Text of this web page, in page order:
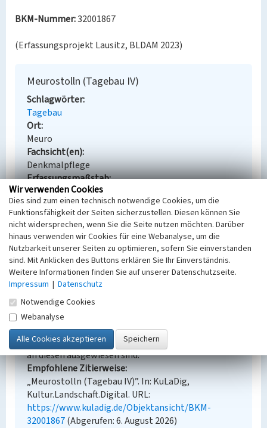
BKM-Nummer:32001867
(Erfassungsprojekt Lausitz, BLDAM 2023)
Meurostolln (Tagebau IV)
Schlagwörter
Tagebau
Ort
Meuro
Fachsicht(en)
Denkmalpflege
Erfassungsmaßstab
Keine Angabe
Erfassungsmethode
Übernahme aus externer Fachdatenbank
Empfohlene Zitierweise
Urheberrechtlicher Hinweis
Der hier präsentierte Inhalt steht unter der freien
Lizenz dl-by-de/2.0 (Namensnennung). Die
angezeigten Medien unterliegen möglicherweise
zusätzlichen urheberrechtlichen Bedingungen, die
an diesen ausgewiesen sind.
Empfohlene Zitierweise
„Meurostolln (Tagebau IV)”. In: KuLaDig,
Kultur.Landschaft.Digital. URL:
https://www.kuladig.de/Objektansicht/BKM-
32001867(Abgerufen: 6. August 2026)
Wir verwenden Cookies
Dies sind zum einen technisch notwendige Cookies, um die
Funktionsfähigkeit der Seiten sicherzustellen. Diesen können Sie
nicht widersprechen, wenn Sie die Seite nutzen möchten. Darüber
hinaus verwenden wir Cookies für eine Webanalyse, um die
Nutzbarkeit unserer Seiten zu optimieren, sofern Sie einverstanden
sind. Mit Anklicken des Buttons erklären Sie Ihr Einverständnis.
Weitere Informationen finden Sie auf unserer Datenschutzseite.
Impressum | Datenschutz
Notwendige Cookies
Webanalyse